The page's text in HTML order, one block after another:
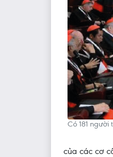
Có 181
của các cơ